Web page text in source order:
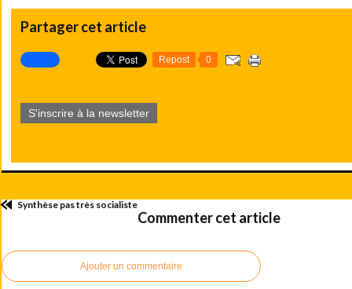
Partager cet article
Repost 0
S'inscrire à la newsletter
Synthèse pas très socialiste
Commenter cet article
Ajouter un commentaire